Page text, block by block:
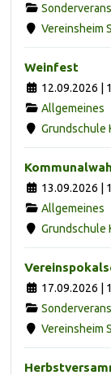
Vereinsheim
Weinfest
12.09.2026 |
Allgemeines
Grundschule
13.09.2026 |
Allgemeines
Grundschule
17.09.2026 |
Vereinsheim